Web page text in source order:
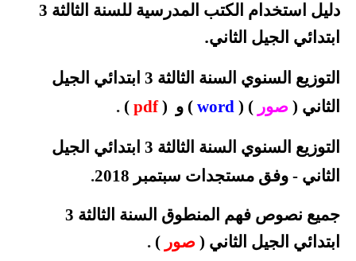
دليل استخدام الكتب المدرسية للسنة الثالثة 3
ابتدائي الجيل الثاني.
التوزيع السنوي السنة الثالثة 3 ابتدائي الجيل
الثاني ( صور ) (
word ) و (pdf
)
.
التوزيع السنوي السنة الثالثة 3 ابتدائي الجيل
الثاني - وفق مستجدات سبتمبر 2018
.
جميع نصوص فهم المنطوق السنة الثالثة 3
ابتدائي الجيل الثاني ( صور )
.